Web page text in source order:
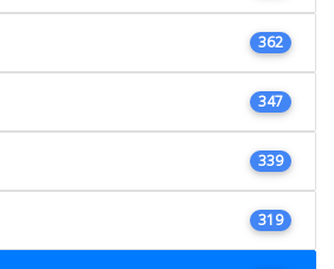
362
347
339
319